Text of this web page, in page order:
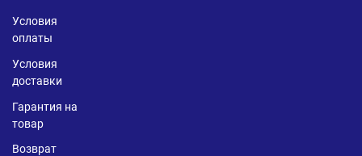
Условия
оплаты
Условия
доставки
Гарантия на
товар
Возврат